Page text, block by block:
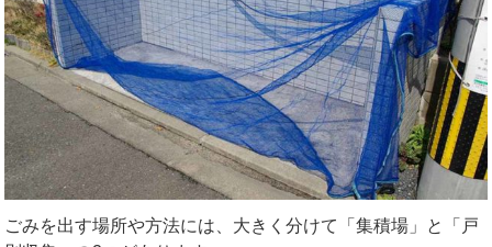
ごみを出す場所や方法には、大きく分けて「集積場」と「戸